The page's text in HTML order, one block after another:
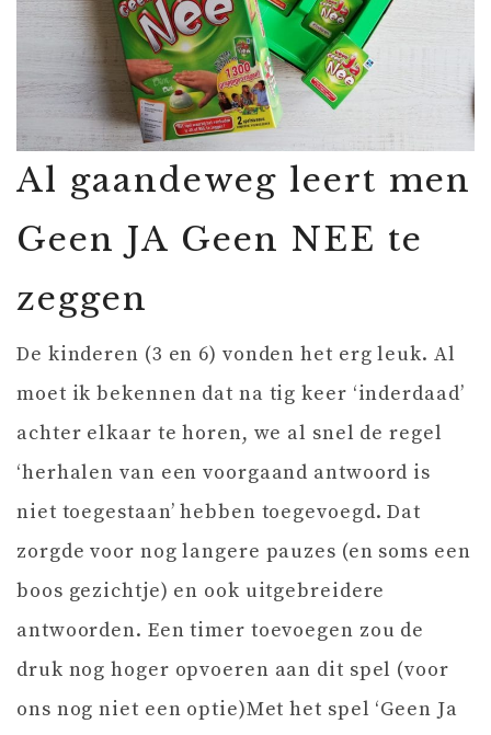
Al gaandeweg leert men
Geen JA Geen NEE te
zeggen
De kinderen (3 en 6) vonden het erg leuk. Al
moet ik bekennen dat na tig keer ‘inderdaad’
achter elkaar te horen, we al snel de regel
‘herhalen van een voorgaand antwoord is
niet toegestaan’ hebben toegevoegd. Dat
zorgde voor nog langere pauzes (en soms een
boos gezichtje) en ook uitgebreidere
antwoorden. Een timer toevoegen zou de
druk nog hoger opvoeren aan dit spel (voor
ons nog niet een optie)Met het spel ‘Geen Ja